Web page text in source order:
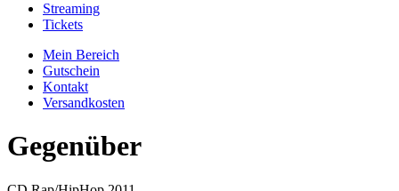
Streaming
Tickets
Mein Bereich
Gutschein
Kontakt
Versandkosten
Gegenüber